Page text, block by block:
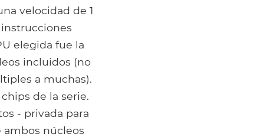
velocidad de 1
elegida fue la
incluidos (no
a muchas).
de la serie.
- privada para
ambos núcleos